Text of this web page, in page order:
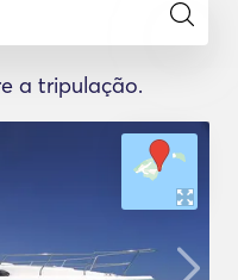
a tripulação.